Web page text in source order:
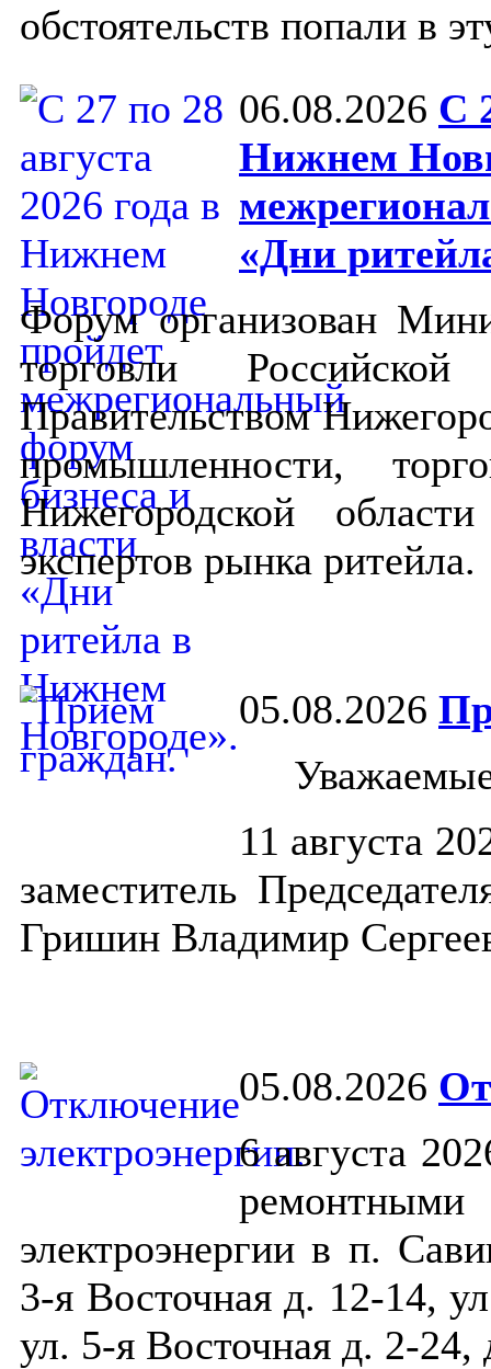
обстоятельств попали в
06.08.2026 С
Нижнем
«Дни
Форум организован
торговли
Правительством
промышленности,
Нижегородской
экспертов рынка ритейла.
05.08.2026
11 августа
заместитель
Гришин Владимир
05.08.2026
6 августа
ремонтными
электроэнергии в п.
3-я Восточная д. 12-14,
ул. 5-я Восточная д. 2-24,